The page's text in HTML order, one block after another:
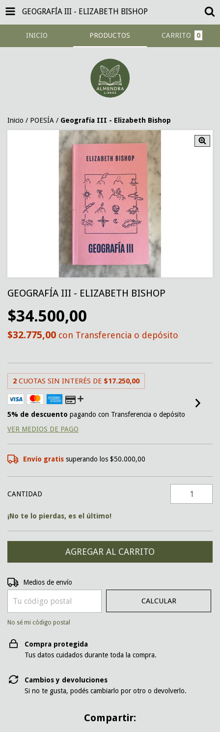
GEOGRAFÍA III - ELIZABETH BISHOP
INICIO PRODUCTOS CARRITO 0
Inicio / POESÍA / Geografía III - Elizabeth Bishop
GEOGRAFÍA III - ELIZABETH BISHOP
$34.500,00
$32.775,00 con Transferencia o depósito
2 CUOTAS SIN INTERÉS DE $17.250,00
5% de descuento pagando con Transferencia o depósito
VER MEDIOS DE PAGO
Envío gratis superando los$50.000,00
CANTIDAD
¡No te lo pierdas, es el último!
Entregas para el CP:
Medios de envío
CALCULAR
No sé mi código postal
Compra protegida
Tus datos cuidados durante toda la compra.
Cambios y devoluciones
Si no te gusta, podés cambiarlo por otro o devolverlo.
Compartir: